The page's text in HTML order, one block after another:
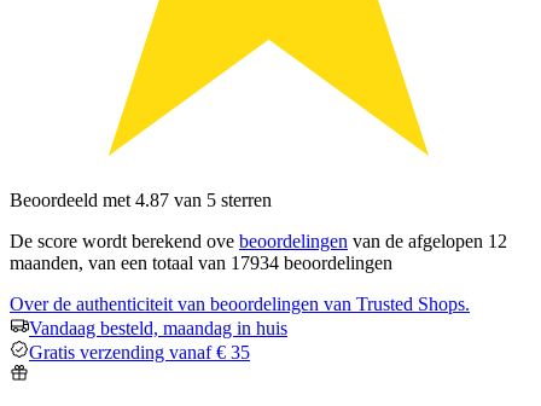
Beoordeeld met 4.87 van 5 sterren
De score wordt berekend ove beoordelingen van de afgelopen 12
maanden, van een totaal van 17934 beoordelingen
Over de authenticiteit van beoordelingen van Trusted Shops.
Vandaag besteld, maandag in huis
Gratis verzending vanaf € 35